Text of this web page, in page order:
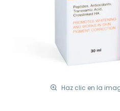
Haz clic en la